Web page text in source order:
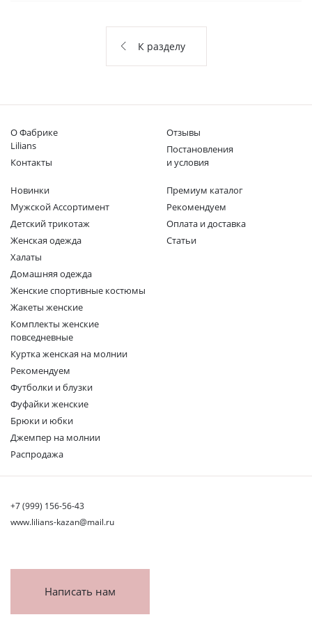
К разделу
О Фабрике
Lilians
Контакты
Отзывы
Постановления
и условия
Новинки
Мужской Ассортимент
Детcкий трикотаж
Женская одежда
Халаты
Домашняя одежда
Женские спортивные костюмы
Жакеты женские
Комплекты женские
повседневные
Куртка женская на молнии
Рекомендуем
Футболки и блузки
Фуфайки женские
Брюки и юбки
Джемпер на молнии
Распродажа
Премиум каталог
Рекомендуем
Оплата и доставка
Статьи
+7 (999) 156-56-43
www.lilians-kazan@mail.ru
Написать нам